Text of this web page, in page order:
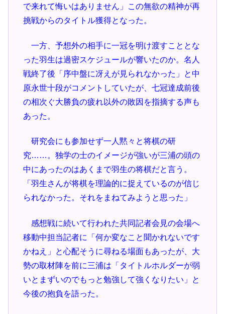
で来れて悔いはありません」この無欲の精神が再
挑戦からのタイトル獲得となった。
一方、予想外の相手に一冠を明け渡すこととな
った羽生は過密スケジュールが響いたのか。名人
戦終了後「序中盤に冴えが見られなかった」と中
原永世十段がコメントしていたが、七冠達成前後
の相次ぐ大勝負の疲れ以外の敗因を指摘する声も
あった。
研究会にも参加せず一人黙々と将棋の研
究……。独学の士のイメージが強いが三浦の頭の
中にあったのはあくまで羽生の将棋だと言う。
「羽生さんが将棋を理論的に捉えているのが信じ
られなかった。それをまねてみようと思った」
感想戦に続いて行われた共同記者会見の会場へ
移動中担当記者に「何か変なこと聞かれないです
かねえ」と心配そうに尋ねる場面もあったが、大
勢の取材陣を前に三浦は「タイトルホルダーが弱
いとまずいのでもっと勉強して強くなりたい」と
今後の抱負を語った。